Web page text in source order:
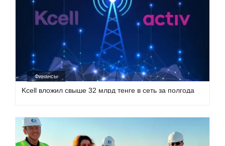
Финансы
Kcell вложил свыше 32 млрд тенге в сеть за полгода